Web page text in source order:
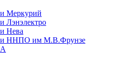
Меркурий
Лэнэлектро
Нева
ННПО им М.В.Фрунзе